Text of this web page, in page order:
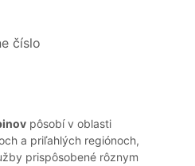
číslo
pôsobí v oblasti
a priľahlých regiónoch,
prispôsobené rôznym